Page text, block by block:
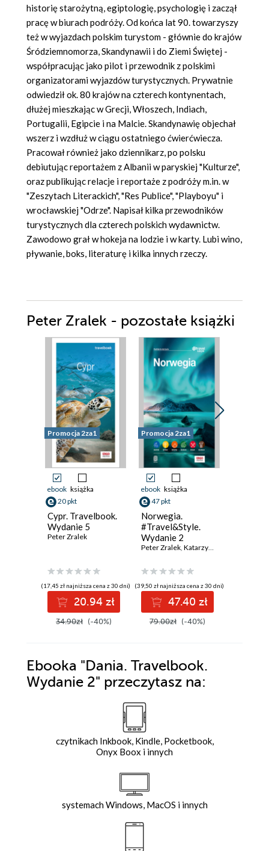
historię starożytną, egiptologię, psychologię i zaczął
pracę w biurach podróży. Od końca lat 90. towarzyszy
też w wyjazdach polskim turystom - głównie do krajów
Śródziemnomorza, Skandynawii i do Ziemi Świętej -
współpracując jako pilot i przewodnik z polskimi
organizatorami wyjazdów turystycznych. Prywatnie
odwiedził ok. 80 krajów na czterech kontynentach,
dłużej mieszkając w Grecji, Włoszech, Indiach,
Portugalii, Egipcie i na Malcie. Skandynawię objechał
wszerz i wzdłuż w ciągu ostatniego ćwierćwiecza.
Pracował również jako dziennikarz, po polsku
debiutując reportażem z Albanii w paryskiej "Kulturze",
oraz publikując relacje i reportaże z podróży m.in. w
"Zeszytach Literackich", "Res Publice", "Playboyu" i
wrocławskiej "Odrze". Napisał kilka przewodników
turystycznych dla czterech polskich wydawnictw.
Zawodowo grał w hokeja na lodzie i w karty. Lubi wino,
pływanie, boks, literaturę i kilka innych rzeczy.
Peter Zralek - pozostałe książki
Promocja 2za1
ebook książka
20 pkt
Cypr. Travelbook.
Wydanie 5
Peter Zralek
(17,45 zł najniższa cena z 30 dni)
20.94 zł
34.90zł (-40%)
Promocja 2za1
ebook książka
47 pkt
Norwegia.
#Travel&Style.
Wydanie 2
Peter Zralek, Katarzyna Byrtek
(39,50 zł najniższa cena z 30 dni)
47.40 zł
79.00zł (-40%)
Ebooka "Dania. Travelbook.
Wydanie 2" przeczytasz na:
czytnikach Inkbook, Kindle, Pocketbook,
Onyx Boox i innych
systemach Windows, MacOS i innych